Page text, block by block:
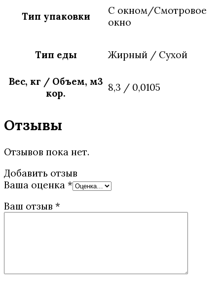
Тип упаковки
С окном/Смотровое
окно
Тип еды Жирный / Сухой
Вес, кг / Объем, м3
кор.
8,3 / 0,0105
Отзывы
Отзывов пока нет.
Добавить отзыв
Ваша оценка *
Ваш отзыв *